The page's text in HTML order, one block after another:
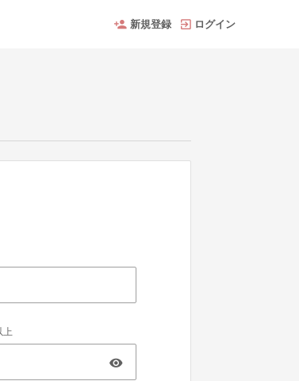
新規登録 ログイン
上